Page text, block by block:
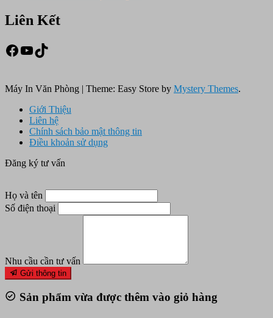
Liên Kết
Facebook
Youtube
TikTok
Máy In Văn Phòng | Theme: Easy Store by Mystery Themes.
Giới Thiệu
Liên hệ
Chính sách bảo mật thông tin
Điều khoản sử dụng
Đăng ký tư vấn
Họ và tên
Số điện thoại
Nhu cầu cần tư vấn
Gửi thông tin
Sản phẩm vừa được thêm vào giỏ hàng